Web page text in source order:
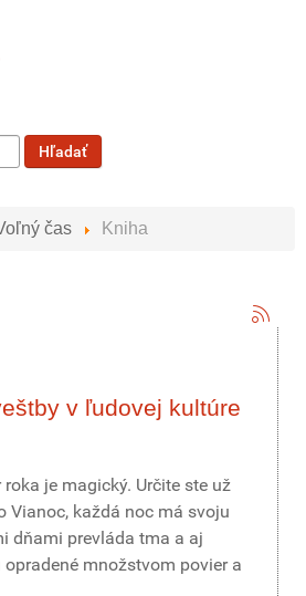
Hľadať
čas Kniha
v ľudovej kultúre
roka je magický. Určite ste už
Vianoc, každá noc má svoju
dňami prevláda tma a aj
množstvom povier a